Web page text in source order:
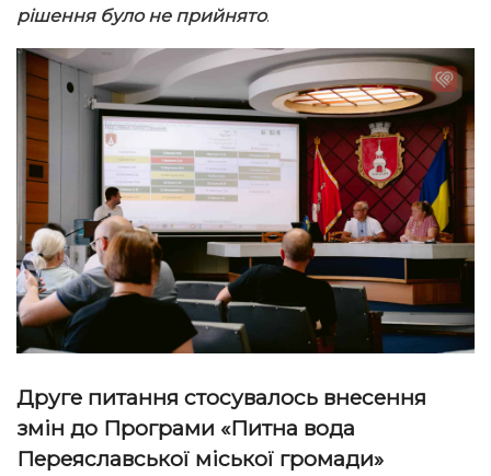
рішення було не прийнято.
Друге питання стосувалось внесення
змін до Програми «Питна вода
Переяславської міської громади»